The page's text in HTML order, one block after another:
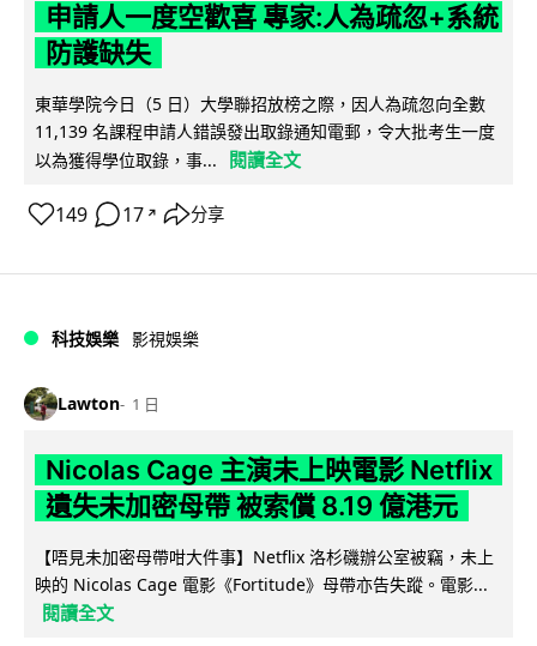
申請人一度空歡喜 專家:人為疏忽+系統
防護缺失
東華學院今日（5 日）大學聯招放榜之際，因人為疏忽向全數
11,139 名課程申請人錯誤發出取錄通知電郵，令大批考生一度
以為獲得學位取錄，事...
閱讀全文
149 17 ↗ 分享
科技娛樂 影視娛樂
Lawton 1 日
Nicolas Cage 主演未上映電影 Netflix
遺失未加密母帶 被索償 8.19 億港元
【唔見未加密母帶咁大件事】Netflix 洛杉磯辦公室被竊，未上
映的 Nicolas Cage 電影《Fortitude》母帶亦告失蹤。電影...
閱讀全文